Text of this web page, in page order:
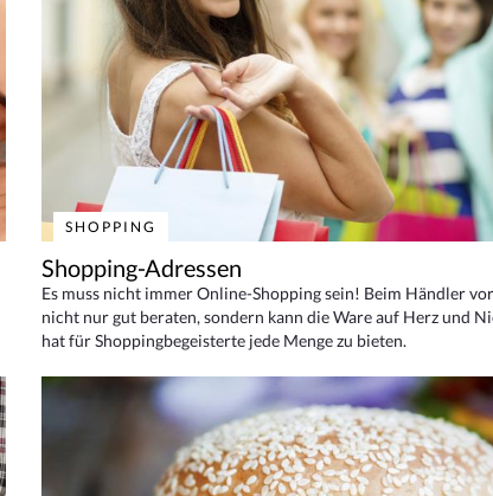
SHOPPING
Shopping-Adressen
Es muss nicht immer Online-Shopping sein! Beim Händler
nicht nur gut beraten, sondern kann die Ware auf Herz und
hat für Shoppingbegeisterte jede Menge zu bieten.